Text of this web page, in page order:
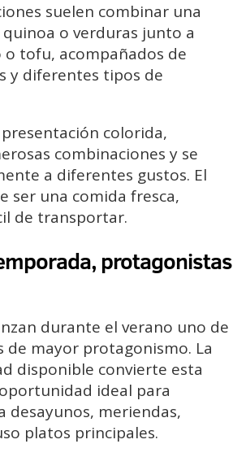
suelen combinar una
quinoa o verduras junto a
o tofu, acompañados de
y diferentes tipos de
colorida,
combinaciones y se
a diferentes gustos. El
ser una comida fresca,
de transportar.
protagonistas
durante el verano uno de
de mayor protagonismo. La
disponible convierte esta
ideal para
desayunos, meriendas,
platos principales.